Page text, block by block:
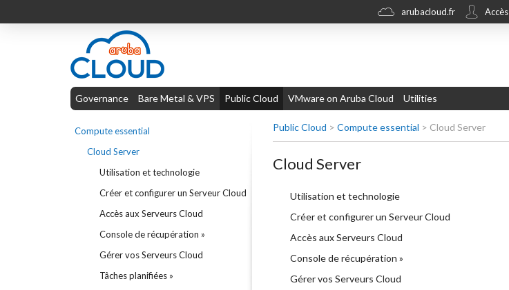
arubacloud.fr Accès
Governance Bare Metal & VPS Public Cloud VMware on Aruba Cloud Utilities
Compute essential
Cloud Server
Utilisation et technologie
Créer et configurer un Serveur Cloud
Accès aux Serveurs Cloud
Console de récupération »
Gérer vos Serveurs Cloud
Tâches planifiées »
Public Cloud > Compute essential > Cloud Server
Cloud Server
Utilisation et technologie
Créer et configurer un Serveur Cloud
Accès aux Serveurs Cloud
Console de récupération »
Gérer vos Serveurs Cloud